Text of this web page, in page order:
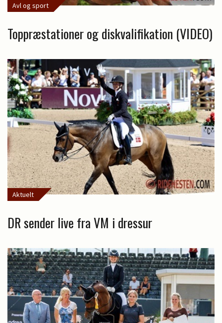
Avl og sport
Toppræstationer og diskvalifikation (VIDEO)
Aktuelt
DR sender live fra VM i dressur